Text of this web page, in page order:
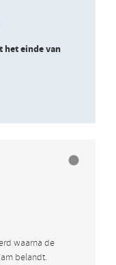
het einde van
waarna de
belandt.